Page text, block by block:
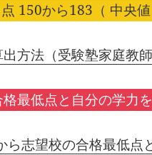
150から183（ 中央値
方法（受験塾家庭教師
格最低点と自分の学力
ら志望校の合格最低点